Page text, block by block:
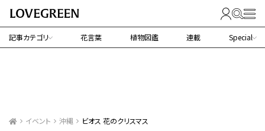
記事カテゴリ 花言葉 植物図鑑 連載 Special
イベント 沖縄 ビオス 花のクリスマス